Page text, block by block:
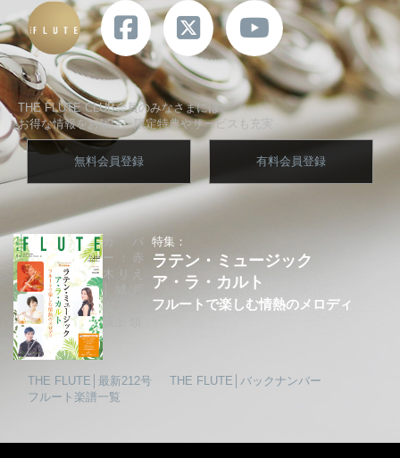
THE FLUTE CLUB会員のみなさまには、
お得な情報をお届け、限定特典やサービスも充実
無料会員登録 有料会員登録
特集：
ラテン・ミュージック
ア・ラ・カルト
フルートで楽しむ情熱のメロディ
カバ
ー：赤
木りえ
THE FLUTE│最新212号
THE FLUTE│バックナンバー
フルート楽譜一覧